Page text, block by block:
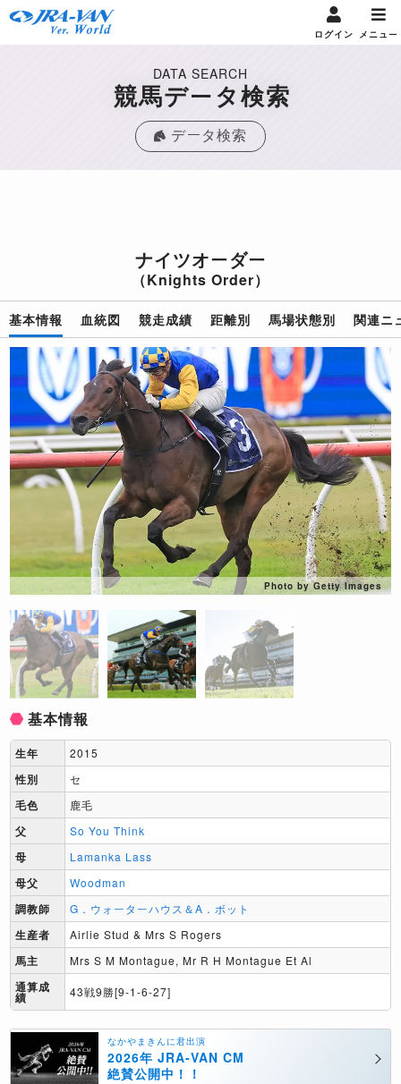
ログイン メニュー
DATA SEARCH
競馬データ検索
データ検索
ナイツオーダー
（Knights Order）
基本情報 血統図 競走成績 距離別 馬場状態別 関連ニ
Photo by Getty Images
基本情報
生年 2015
性別 セ
毛色 鹿毛
父 So You Think
母 Lamanka Lass
母父 Woodman
調教師 G．ウォーターハウス＆A．ボット
生産者 Airlie Stud & Mrs S Rogers
馬主 Mrs S M Montague, Mr R H Montague Et Al
通算成
績 43戦9勝[9-1-6-27]
なかやまきんに君出演
2026年 JRA-VAN CM
絶賛公開中！！